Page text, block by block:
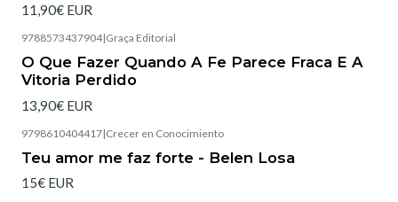
11,90€ EUR
9788573437904|Graça Editorial
O Que Fazer Quando A Fe Parece Fraca E A
Vitoria Perdido
13,90€ EUR
9798610404417|Crecer en Conocimiento
Teu amor me faz forte - Belen Losa
15€ EUR